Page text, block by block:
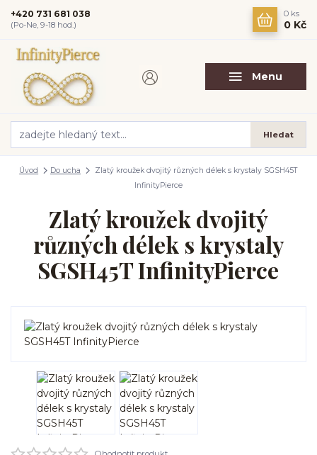
Menu
Hledat
+420 731 681 038
(Po-Ne, 9-18 hod.)
0 ks
0 Kč
Úvod Do ucha
Zlatý kroužek dvojitý různých délek s krystaly SGSH45T
InfinityPierce
Zlatý kroužek dvojitý
různých délek s krystaly
SGSH45T InfinityPierce